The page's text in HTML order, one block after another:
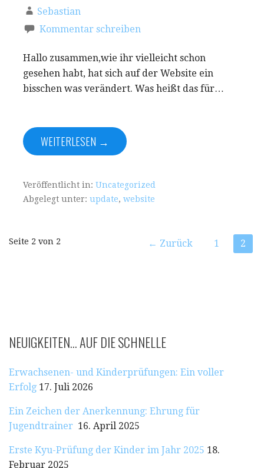
Sebastian
Kommentar schreiben
Hallo zusammen,wie ihr vielleicht schon
gesehen habt, hat sich auf der Website ein
bisschen was verändert. Was heißt das für…
WEITERLESEN →
Veröffentlicht in: Uncategorized
Abgelegt unter: update, website
Beitrag
Seite 2 von 2 ← Zurück 1 2
NEUIGKEITEN… AUF DIE SCHNELLE
Erwachsenen- und Kinderprüfungen: Ein voller
Erfolg 17. Juli 2026
Ein Zeichen der Anerkennung: Ehrung für
Jugendtrainer 16. April 2025
Erste Kyu-Prüfung der Kinder im Jahr 2025 18.
Februar 2025